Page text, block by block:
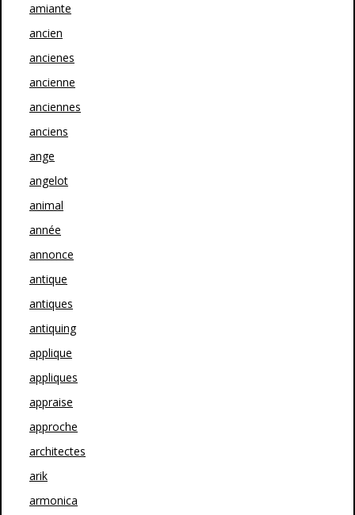
amiante
ancien
ancienes
ancienne
anciennes
anciens
ange
angelot
animal
année
annonce
antique
antiques
antiquing
applique
appliques
appraise
approche
architectes
arik
armonica